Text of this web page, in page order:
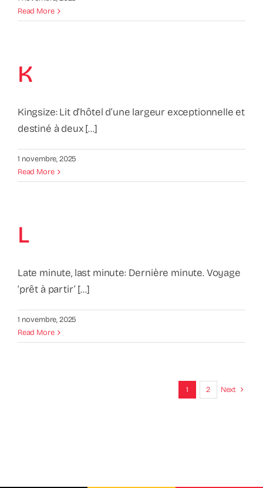
Read More
K
Kingsize: Lit d’hôtel d’une largeur exceptionnelle et
destiné à deux [...]
1 novembre, 2025
Read More
L
Late minute, last minute: Dernière minute. Voyage
‘prêt à partir’ [...]
1 novembre, 2025
Read More
1 2 Next